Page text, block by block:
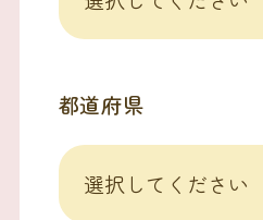
都道府県